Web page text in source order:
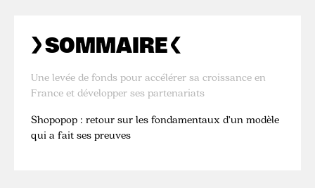
SOMMAIRE
Une levée de fonds pour accélérer sa croissance en
France et développer ses partenariats
Shopopop : retour sur les fondamentaux d’un modèle
qui a fait ses preuves